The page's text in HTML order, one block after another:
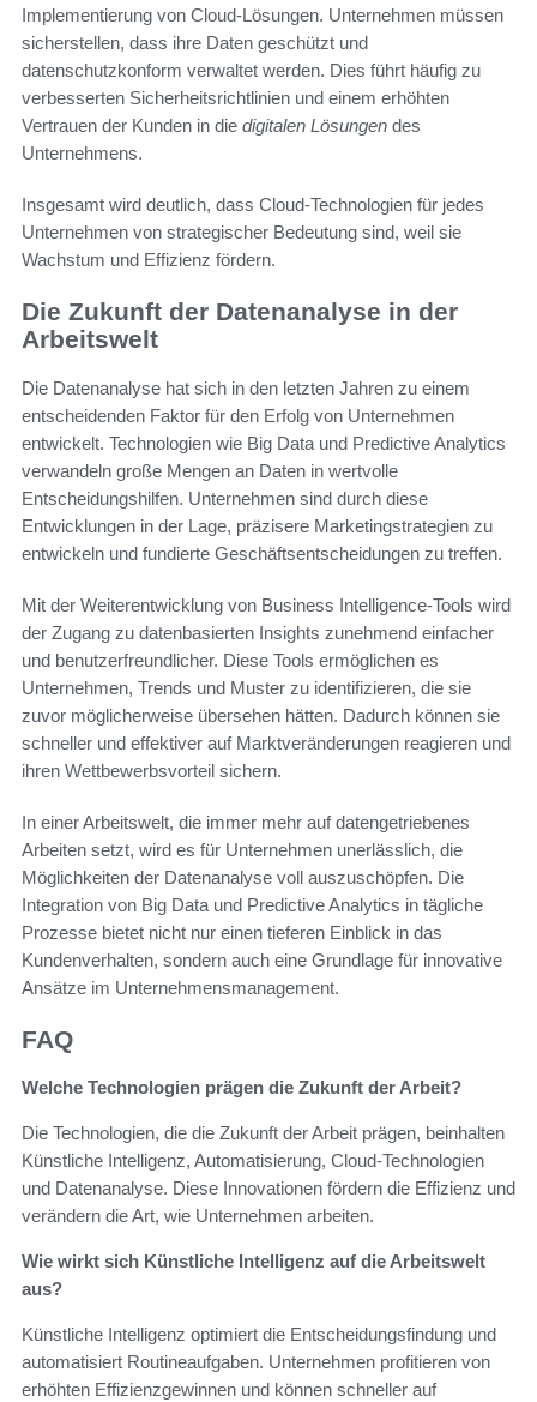
Implementierung von Cloud-Lösungen. Unternehmen müssen
sicherstellen, dass ihre Daten geschützt und
datenschutzkonform verwaltet werden. Dies führt häufig zu
verbesserten Sicherheitsrichtlinien und einem erhöhten
Vertrauen der Kunden in die digitalen Lösungen des
Unternehmens.
Insgesamt wird deutlich, dass Cloud-Technologien für jedes
Unternehmen von strategischer Bedeutung sind, weil sie
Wachstum und Effizienz fördern.
Die Zukunft der Datenanalyse in der
Arbeitswelt
Die Datenanalyse hat sich in den letzten Jahren zu einem
entscheidenden Faktor für den Erfolg von Unternehmen
entwickelt. Technologien wie Big Data und Predictive Analytics
verwandeln große Mengen an Daten in wertvolle
Entscheidungshilfen. Unternehmen sind durch diese
Entwicklungen in der Lage, präzisere Marketingstrategien zu
entwickeln und fundierte Geschäftsentscheidungen zu treffen.
Mit der Weiterentwicklung von Business Intelligence-Tools wird
der Zugang zu datenbasierten Insights zunehmend einfacher
und benutzerfreundlicher. Diese Tools ermöglichen es
Unternehmen, Trends und Muster zu identifizieren, die sie
zuvor möglicherweise übersehen hätten. Dadurch können sie
schneller und effektiver auf Marktveränderungen reagieren und
ihren Wettbewerbsvorteil sichern.
In einer Arbeitswelt, die immer mehr auf datengetriebenes
Arbeiten setzt, wird es für Unternehmen unerlässlich, die
Möglichkeiten der Datenanalyse voll auszuschöpfen. Die
Integration von Big Data und Predictive Analytics in tägliche
Prozesse bietet nicht nur einen tieferen Einblick in das
Kundenverhalten, sondern auch eine Grundlage für innovative
Ansätze im Unternehmensmanagement.
FAQ
Welche Technologien prägen die Zukunft der Arbeit?
Die Technologien, die die Zukunft der Arbeit prägen, beinhalten
Künstliche Intelligenz, Automatisierung, Cloud-Technologien
und Datenanalyse. Diese Innovationen fördern die Effizienz und
verändern die Art, wie Unternehmen arbeiten.
Wie wirkt sich Künstliche Intelligenz auf die Arbeitswelt
aus?
Künstliche Intelligenz optimiert die Entscheidungsfindung und
automatisiert Routineaufgaben. Unternehmen profitieren von
erhöhten Effizienzgewinnen und können schneller auf